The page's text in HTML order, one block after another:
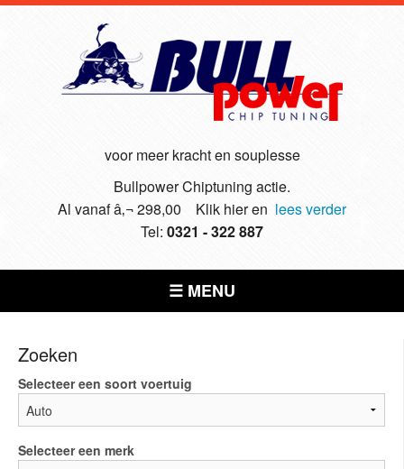
voor meer kracht en souplesse
Bullpower Chiptuning actie.
Al vanaf â‚¬ 298,00 Klik hier en lees verder
Tel: 0321 - 322 887
☰ MENU
Zoeken
Selecteer een soort voertuig
Selecteer een merk